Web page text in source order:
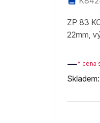
ZP 83
22mm,
—* cena
Skladem: